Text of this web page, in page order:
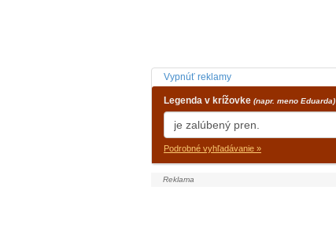
Vypnúť reklamy
Legenda v krížovke (napr. meno Eduarda)
Podrobné vyhľadávanie »